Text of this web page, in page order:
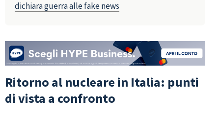
dichiara guerra alle fake news
Ritorno al nucleare in Italia: punti
di vista a confronto